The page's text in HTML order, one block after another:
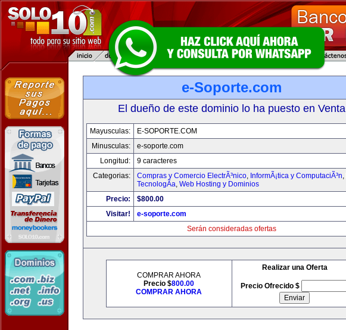
e-Soporte.com
El dueño de este dominio lo ha puesto en Venta
Mayusculas:
E-SOPORTE.COM
Minusculas:
e-soporte.com
Longitud:
9 caracteres
Categorias:
Compras y Comercio ElectrÃ³nico, InformÃ¡tica y ComputaciÃ³n,
TecnologÃ­a, Web Hosting y Dominios
Precio:
$800.00
Visitar!
e-soporte.com
Serán consideradas ofertas
COMPRAR AHORA
Precio $800.00
COMPRAR AHORA
Realizar una Oferta
Precio Ofrecido $